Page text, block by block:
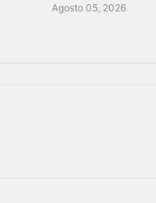
Agosto 05, 2026